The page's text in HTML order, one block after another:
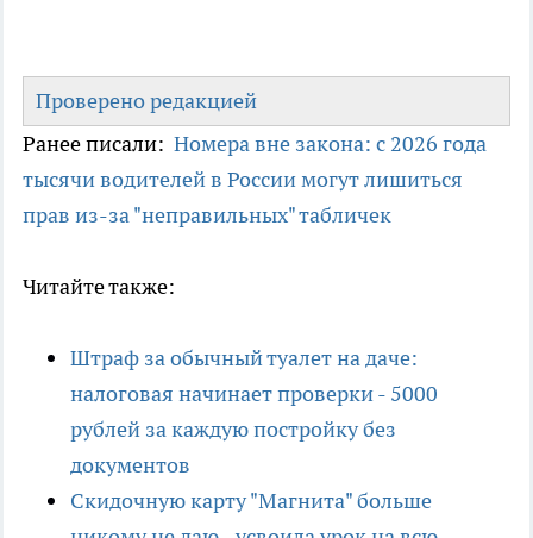
Проверено редакцией
Ранее писали: Номера вне закона: с 2026 года
тысячи водителей в России могут лишиться
прав из-за "неправильных" табличек
Читайте также:
Штраф за обычный туалет на даче:
налоговая начинает проверки - 5000
рублей за каждую постройку без
документов
Скидочную карту "Магнита" больше